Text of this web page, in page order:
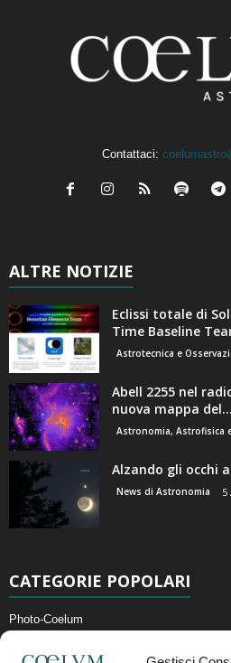
Contattaci:
ALTRE NOTIZIE
Eclissi totale di
Time Baseline
Astrotecnica e
Abell 2255 nel
nuova mappa del...
Astronomia, Astrofisica
Alzando gli occhi
News di Astronomia 5
CATEGORIE POPOLARI
Photo-Coelum